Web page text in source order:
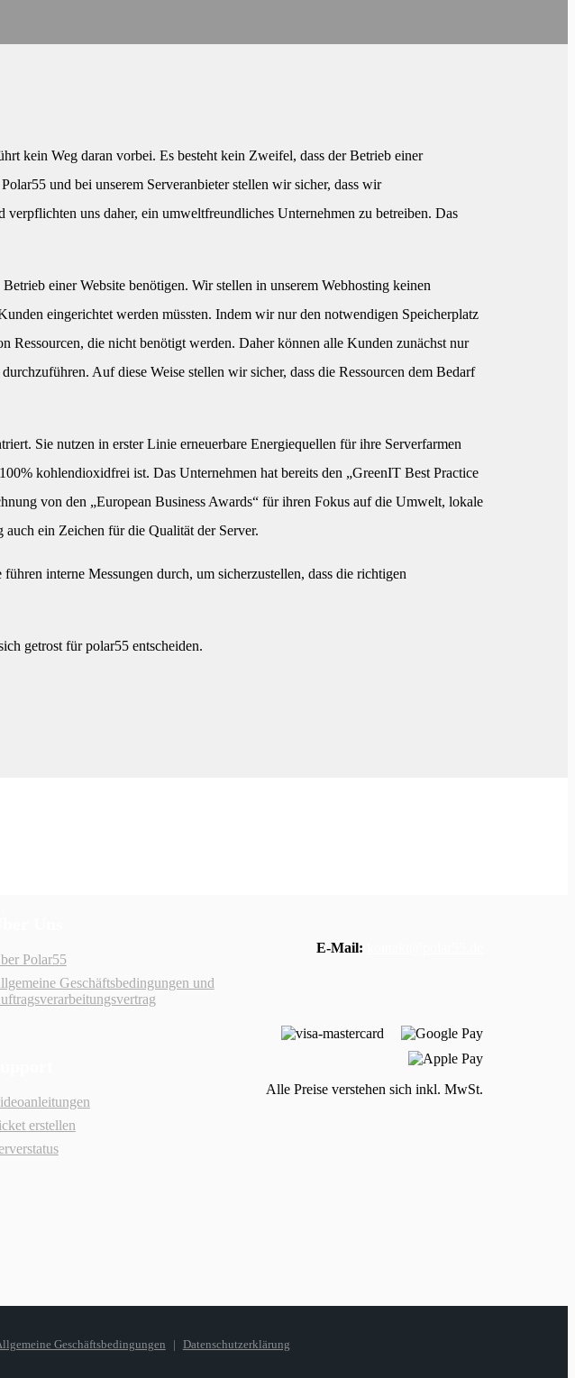
kein Weg daran vorbei. Es besteht kein Zweifel, dass der Betrieb einer
und bei unserem Serveranbieter stellen wir sicher, dass wir
uns daher, ein umweltfreundliches Unternehmen zu betreiben. Das
einer Website benötigen. Wir stellen in unserem Webhosting keinen
eingerichtet werden müssten. Indem wir nur den notwendigen Speicherplatz
die nicht benötigt werden. Daher können alle Kunden zunächst nur
Auf diese Weise stellen wir sicher, dass die Ressourcen dem Bedarf
Sie nutzen in erster Linie erneuerbare Energiequellen für ihre Serverfarmen
kohlendioxidfrei ist. Das Unternehmen hat bereits den „GreenIT Best Practice
von den „European Business Awards“ für ihren Fokus auf die Umwelt, lokale
ein Zeichen für die Qualität der Server.
interne Messungen durch, um sicherzustellen, dass die richtigen
getrost für polar55 entscheiden.
Polar55
Geschäftsbedingungen und
erstellen
E-Mail:
Alle Preise verstehen sich inkl. MwSt.
Geschäftsbedingungen | Datenschutzerklärung